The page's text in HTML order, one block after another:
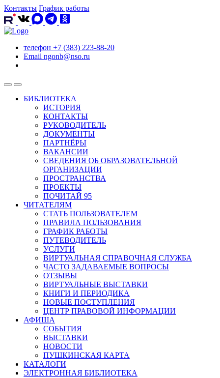
Контакты График работы
телефон +7 (383) 223-88-20
Email ngonb@nso.ru
БИБЛИОТЕКА
ИСТОРИЯ
КОНТАКТЫ
РУКОВОДИТЕЛЬ
ДОКУМЕНТЫ
ПАРТНЁРЫ
ВАКАНСИИ
СВЕДЕНИЯ ОБ ОБРАЗОВАТЕЛЬНОЙ
ОРГАНИЗАЦИИ
ПРОСТРАНСТВА
ПРОЕКТЫ
ПОЧИТАЙ 95
ЧИТАТЕЛЯМ
СТАТЬ ПОЛЬЗОВАТЕЛЕМ
ПРАВИЛА ПОЛЬЗОВАНИЯ
ГРАФИК РАБОТЫ
ПУТЕВОДИТЕЛЬ
УСЛУГИ
ВИРТУАЛЬНАЯ СПРАВОЧНАЯ СЛУЖБА
ЧАСТО ЗАДАВАЕМЫЕ ВОПРОСЫ
ОТЗЫВЫ
ВИРТУАЛЬНЫЕ ВЫСТАВКИ
КНИГИ И ПЕРИОДИКА
НОВЫЕ ПОСТУПЛЕНИЯ
ЦЕНТР ПРАВОВОЙ ИНФОРМАЦИИ
АФИША
СОБЫТИЯ
ВЫСТАВКИ
НОВОСТИ
ПУШКИНСКАЯ КАРТА
КАТАЛОГИ
ЭЛЕКТРОННАЯ БИБЛИОТЕКА